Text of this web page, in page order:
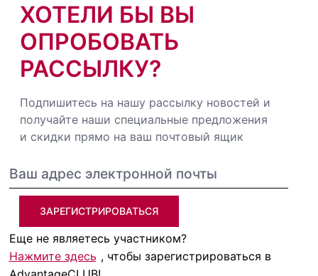
ХОТЕЛИ БЫ ВЫ
ОПРОБОВАТЬ
РАССЫЛКУ?
Подпишитесь на нашу рассылку новостей и
получайте наши специальные предложения
и скидки прямо на ваш почтовый ящик
ЗАРЕГИСТРИРОВАТЬСЯ
Еще не являетесь участником?
Нажмите здесь , чтобы зарегистрироваться в